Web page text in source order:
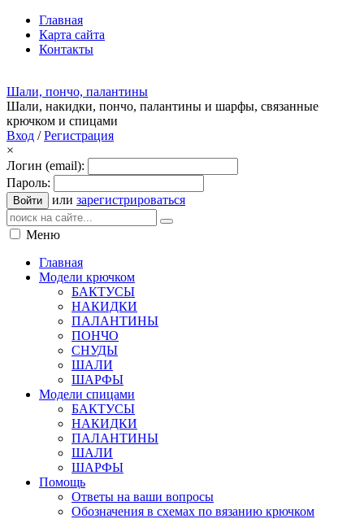
Главная
Карта сайта
Контакты
Шали, пончо, палантины
Шали, накидки, пончо, палантины и шарфы, связанные
крючком и спицами
Вход /Регистрация
×
Логин (email):
Пароль:
Войти или зарегистрироваться
Меню
Главная
Модели крючком
БАКТУСЫ
НАКИДКИ
ПАЛАНТИНЫ
ПОНЧО
СНУДЫ
ШАЛИ
ШАРФЫ
Модели спицами
БАКТУСЫ
НАКИДКИ
ПАЛАНТИНЫ
ШАЛИ
ШАРФЫ
Помощь
Ответы на ваши вопросы
Обозначения в схемах по вязанию крючком